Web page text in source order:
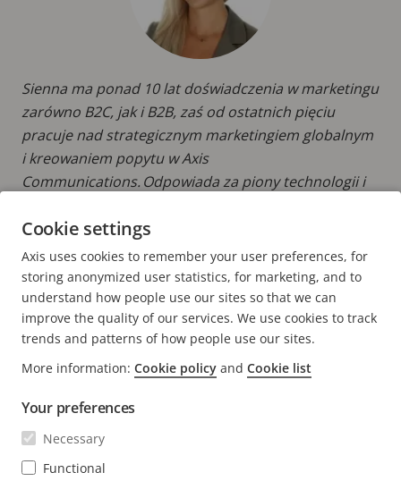
Sienna ma ponad 10 lat doświadczenia w marketingu
zarówno B2C, jak i B2B, zaś od ostatnich pięciu
pracuje nad strategicznym marketingiem globalnym
i kreowaniem popytu w Axis
Communications. Odpowiada za piony technologii i
napędzając rozwój segmentu koncentruje się na
klientach końcowych oraz kluczowych partnerach.
FOOTER
KONTAKT
Kontakt z nami
Experience Center
WIADOMOŚCI I HISTORIE
Opinie użytkowników
SUBSKRYBUJ
Cookie settings
Axis uses cookies to remember your user preferences, for
storing anonymized user statistics, for marketing, and to
understand how people use our sites so that we can
improve the quality of our services. We use cookies to track
trends and patterns of how people use our sites.
More information: Cookie policy and Cookie list
Your preferences
Necessary
Functional